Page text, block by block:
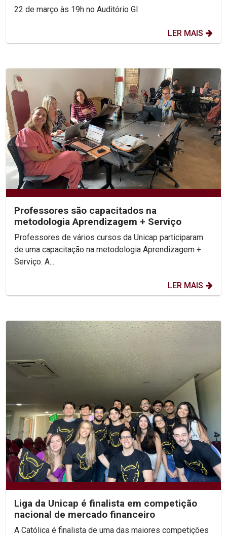
22 de março às 19h no Auditório GI
LER MAIS
Professores são capacitados na
metodologia Aprendizagem + Serviço
Professores de vários cursos da Unicap participaram
de uma capacitação na metodologia Aprendizagem +
Serviço. A...
LER MAIS
Liga da Unicap é finalista em competição
nacional de mercado financeiro
A Católica é finalista de uma das maiores competições